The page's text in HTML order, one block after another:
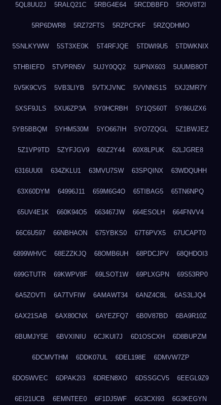
5QL8UU2J 5RALQ21C 5RBG4E64 5RCDBBFD 5ROV8T2I
5RP6DWR8 5RZ72FTS 5RZPCFKF 5RZQDHMO
5SNLKYWW 5ST3XE0K 5T4RFJQE 5TDWI9U5 5TDWKNIX
5THBIEFD 5TVPRN5V 5UJY0QQ2 5UPNX603 5UUMB8OT
5V5K9CVS 5VB3LIYB 5VTXJVNC 5VVNNS1S 5XJ2MR7Y
5XSF9JLS 5XU6ZP3A 5Y0HCRBH 5Y1QS60T 5Y86UZX6
5YB5BBQM 5YHM530M 5YO667IH 5YO7ZQGL 5Z1BWJEZ
5Z1VP9TD 5ZYFJGV9 60IZ2Y44 60X8LPUK 62LJGRE8
6316UU0I 634ZKLU1 63MVU7SW 63SPQINX 63WDQUHH
63X60DYM 64996J11 659M6G4O 65TIBAG5 65TN6NPQ
65UV4E1K 660K94O5 663467JW 664ESOLH 664FNVV4
66C6U597 66NBHAON 675YBKS0 67T6PVX5 67UCAPT0
6899WHVC 68EZZKJQ 68OMB6UH 68PDCJPV 68QHDOI3
699GTUTR 69KWPV8F 69LSOT1W 69PLXGPN 69S53RP0
6A5ZOVTI 6A7TVFIW 6AMAWT34 6ANZ4C8L 6AS3LJQ4
6AX21SAB 6AX80CNX 6AYEZFQ7 6B0V87BD 6BA9R10Z
6BUMJY5E 6BVXINIU 6CJKUI7J 6D1OSCXH 6D8BUPZM
6DCMVTHM 6DDK07UL 6DEL198E 6DMVW7ZP
6DO5WVEC 6DPAK2I3 6DREN8XO 6DSSGCV5 6EEGL9Z9
6EI21UCB 6EMNTEE0 6F1DJ5WF 6G3CXI93 6G3KEGYN